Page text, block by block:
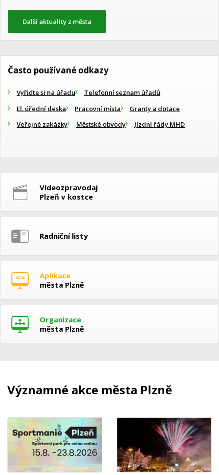
Další aktuality z města
Často používané odkazy
Vyřiďte si na úřadu
Telefonní seznam úřadů
El. úřední deska
Pracovní místa
Granty a dotace
Veřejné zakázky
Městské obvody Jízdní řády MHD
Videozpravodaj
Plzeň v kostce
Radniční listy
Aplikace
města Plzně
Organizace
města Plzně
Významné akce města Plzně